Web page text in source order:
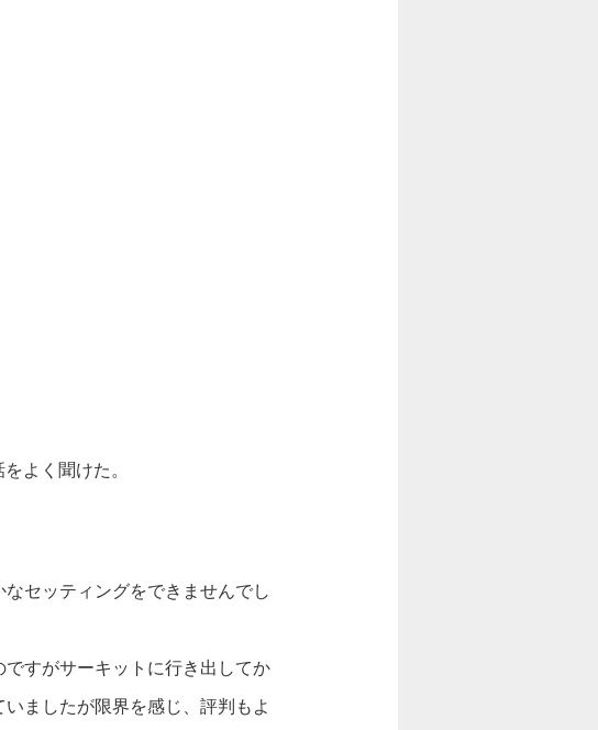
よく聞けた。
セッティングをできませんでし
すがサーキットに行き出してか
ましたが限界を感じ、評判もよ